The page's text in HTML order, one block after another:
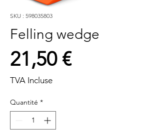
SKU : 598035803
Felling wedge
21,50 €Prix
TVA Incluse
Quantité *